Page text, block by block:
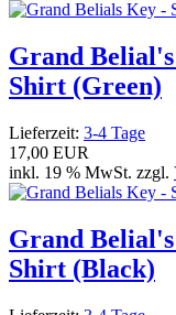
Grand
Shirt (Green)
Lieferzeit: 3-4 Tage
17,00 EUR
inkl. 19 % MwSt. zzgl.
Grand
Shirt (Black)